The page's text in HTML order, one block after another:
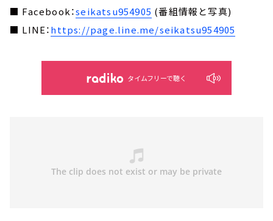
■ Facebook：seikatsu954905 (番組情報と写真)
■ LINE：https://page.line.me/seikatsu954905
タイムフリーで聴く